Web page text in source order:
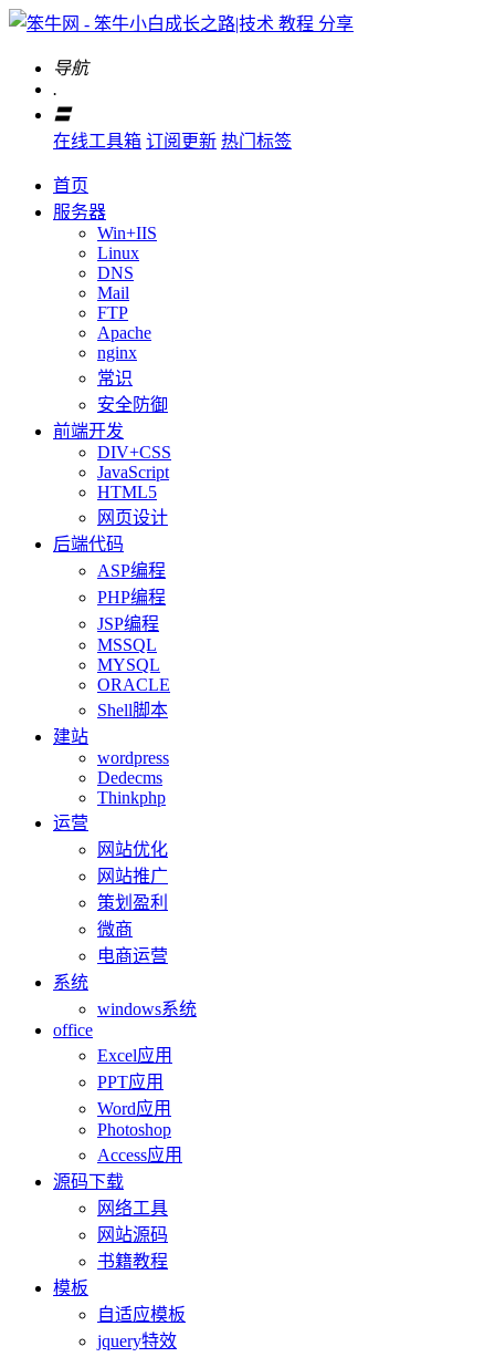
导航
.
〓
在线工具箱 订阅更新 热门标签
首页
服务器
Win+IIS
Linux
DNS
Mail
FTP
Apache
nginx
常识
安全防御
前端开发
DIV+CSS
JavaScript
HTML5
网页设计
后端代码
ASP编程
PHP编程
JSP编程
MSSQL
MYSQL
ORACLE
Shell脚本
建站
wordpress
Dedecms
Thinkphp
运营
网站优化
网站推广
策划盈利
微商
电商运营
系统
windows系统
office
Excel应用
PPT应用
Word应用
Photoshop
Access应用
源码下载
网络工具
网站源码
书籍教程
模板
自适应模板
jquery特效